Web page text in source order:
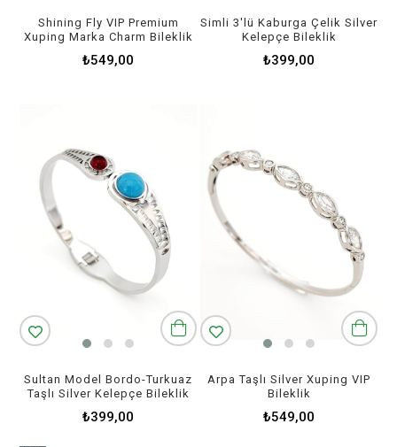
Shining Fly VIP Premium
Xuping Marka Charm Bileklik
₺549,00
Simli 3'lü Kaburga Çelik Silver
Kelepçe Bileklik
₺399,00
Sultan Model Bordo-Turkuaz
Taşlı Silver Kelepçe Bileklik
₺399,00
Arpa Taşlı Silver Xuping VIP
Bileklik
₺549,00